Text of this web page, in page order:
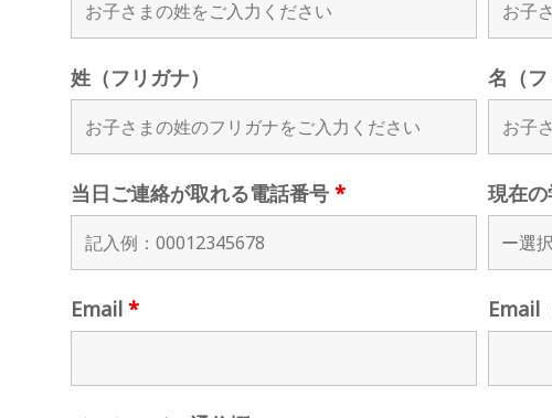
姓（フリガナ） 名（フ
当日ご連絡が取れる電話番号 * 現在
Email * Email